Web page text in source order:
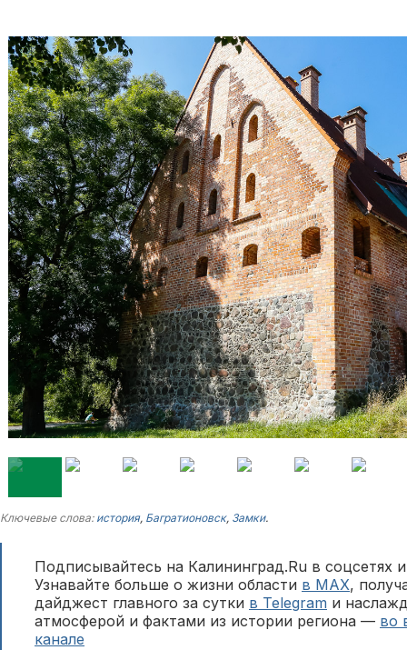
Ключевые слова: история, Багратионовск, Замки.
Подписывайтесь на Калининград.Ru в соцсетях
Узнавайте больше о жизни области в MAX,
дайджест главного за сутки в Telegram и
атмосферой и фактами из истории региона — во
канале